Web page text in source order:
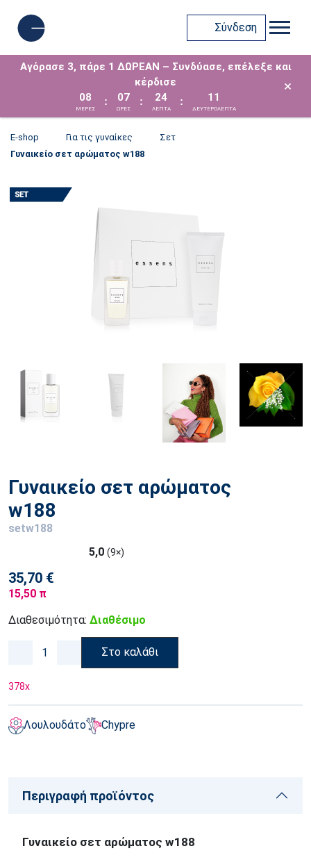
Σύνδεση
Αγόρασε 3, πάρε 1 ΔΩΡΕΑΝ – Συνδύασε, επέλεξε και
κέρδισε
08
ΜΈΡΕΣ
: 07
ΩΡΕΣ
: 24
ΛΕΠΤΑ
: 11
ΔΕΥΤΕΡΟΛΕΠΤΑ
×
E-shop Για τις γυναίκες
Σετ
Γυναικείο σετ αρώματος w188
Γυναικείο σετ αρώματος
w188
setw188
5,0 (9×)
35,70 €
15,50 π
Διαθεσιμότητα: Διαθέσιμο
Στο καλάθι
378x
Λουλουδάτο Chypre
Περιγραφή προϊόντος
Γυναικείο σετ αρώματος w188